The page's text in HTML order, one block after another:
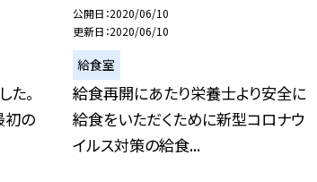
。
初の
公開日 2020/06/10
更新日 2020/06/10
給食室
給食再開にあたり栄養士より安全に
給食をいただくために新型コロナウ
イルス対策の給食...